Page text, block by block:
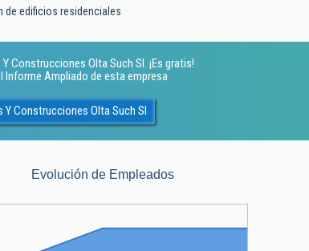
de edificios residenciales
Construcciones Olta Such Sl. ¡Es gratis!
Informe Ampliado de esta empresa
Construcciones Olta Such Sl
Evolución de Empleados